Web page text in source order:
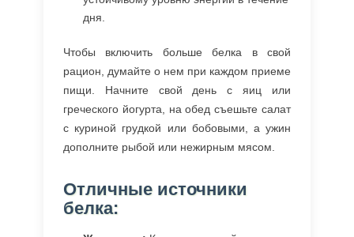
дня.
Чтобы включить больше белка в свой
рацион, думайте о нем при каждом приеме
пищи. Начните свой день с яиц или
греческого йогурта, на обед съешьте салат
с куриной грудкой или бобовыми, а ужин
дополните рыбой или нежирным мясом.
Отличные источники
белка: